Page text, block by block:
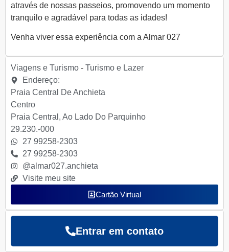
através de nossas passeios, promovendo um momento
tranquilo e agradável para todas as idades!
Venha viver essa experiência com a Almar 027
Viagens e Turismo - Turismo e Lazer
Endereço:
Praia Central De Anchieta
Centro
Praia Central, Ao Lado Do Parquinho
29.230.-000
27 99258-2303
27 99258-2303
@almar027.anchieta
Visite meu site
Cartão Virtual
Entrar em contato